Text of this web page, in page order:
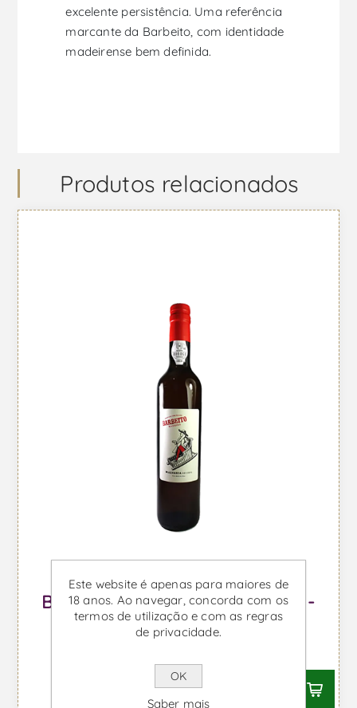
excelente persistência. Uma referência
marcante da Barbeito, com identidade
madeirense bem definida.
Produtos relacionados
Barbeito Malvasia 5 Anos 500ml -
Vinho da Madeira
Este website é apenas para maiores de
18 anos. Ao navegar, concorda com os
termos de utilização e com as regras
de privacidade.
OK
Saber mais